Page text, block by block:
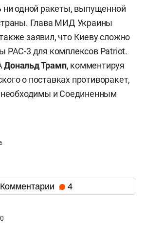
ни одной ракеты, выпущенной
Глава МИД Украины
заявил, что Киеву сложно
PAC-3 для комплексов Patriot.
Дональд Трамп, комментируя
о поставках противоракет,
необходимы и Соединенным
Комментарии 4